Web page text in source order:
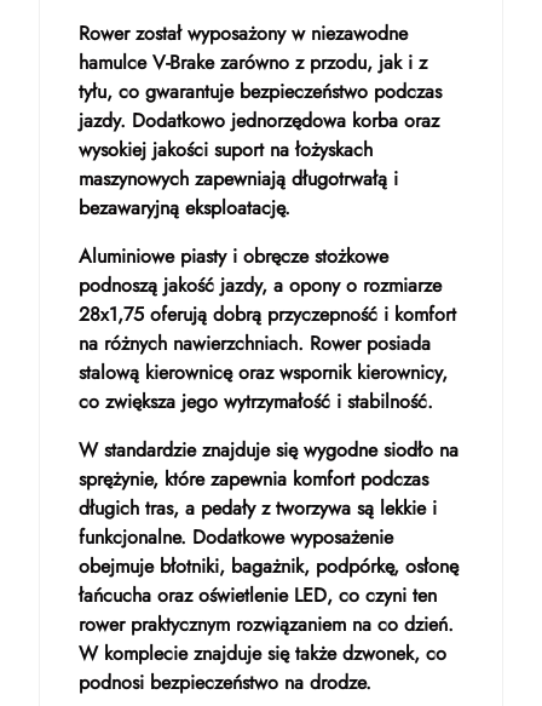
Rower został wyposażony w niezawodne
hamulce V-Brake zarówno z przodu, jak i z
tyłu, co gwarantuje bezpieczeństwo podczas
jazdy. Dodatkowo jednorzędowa korba oraz
wysokiej jakości suport na łożyskach
maszynowych zapewniają długotrwałą i
bezawaryjną eksploatację.
Aluminiowe piasty i obręcze stożkowe
podnoszą jakość jazdy, a opony o rozmiarze
28x1,75 oferują dobrą przyczepność i komfort
na różnych nawierzchniach. Rower posiada
stalową kierownicę oraz wspornik kierownicy,
co zwiększa jego wytrzymałość i stabilność.
W standardzie znajduje się wygodne siodło na
sprężynie, które zapewnia komfort podczas
długich tras, a pedały z tworzywa są lekkie i
funkcjonalne. Dodatkowe wyposażenie
obejmuje błotniki, bagażnik, podpórkę, osłonę
łańcucha oraz oświetlenie LED, co czyni ten
rower praktycznym rozwiązaniem na co dzień.
W komplecie znajduje się także dzwonek, co
podnosi bezpieczeństwo na drodze.